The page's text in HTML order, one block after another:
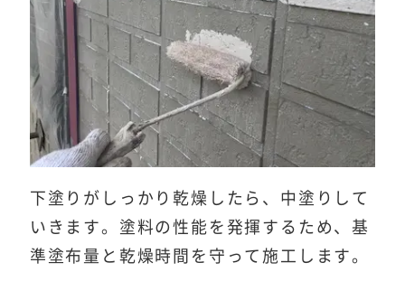
下塗りがしっかり乾燥したら、中塗りして
いきます。塗料の性能を発揮するため、基
準塗布量と乾燥時間を守って施工します。